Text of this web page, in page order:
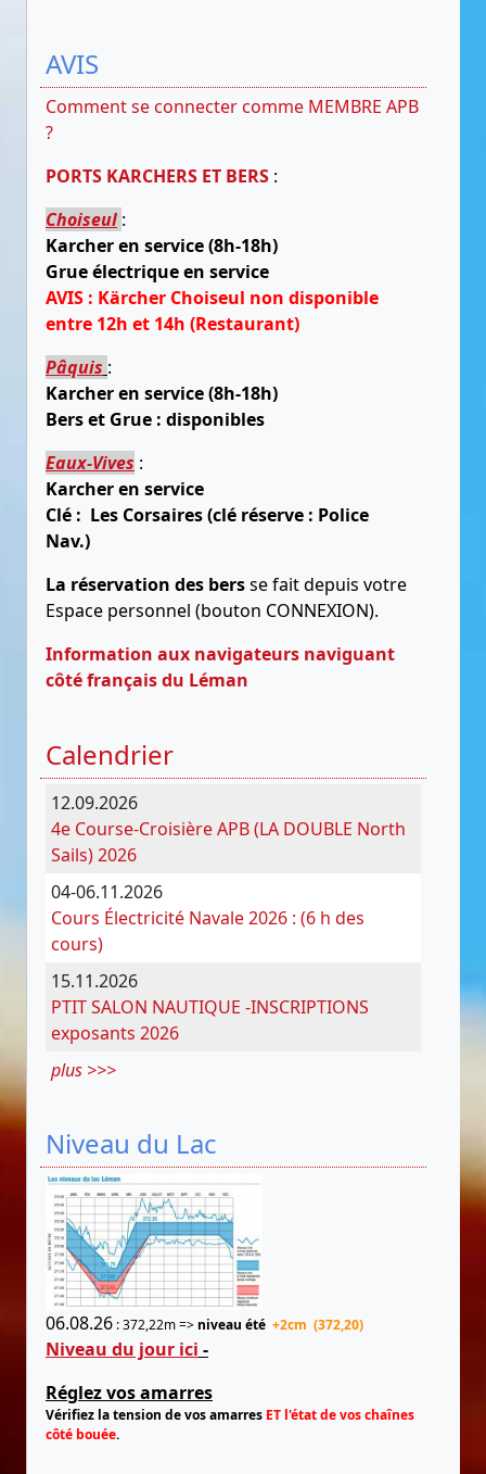
AVIS
Comment se connecter comme MEMBRE APB
?
PORTS KARCHERS ET BERS :
Choiseul :
Karcher en service (8h-18h)
Grue électrique en service
AVIS : Kärcher Choiseul non disponible
entre 12h et 14h (Restaurant)
Pâquis :
Karcher en service (8h-18h)
Bers et Grue : disponibles
Eaux-Vives :
Karcher en service
Clé : Les Corsaires (clé réserve : Police
Nav.)
La réservation des bersse fait depuis votre
Espace personnel (bouton CONNEXION).
Information aux navigateurs naviguant
côté français du Léman
Calendrier
12.09.2026
4e Course-Croisière APB (LA DOUBLE North
Sails) 2026
04-06.11.2026
Cours Électricité Navale 2026 : (6 h des
cours)
15.11.2026
PTIT SALON NAUTIQUE -INSCRIPTIONS
exposants 2026
plus >>>
Niveau du Lac
06.08.26 : 372,22m => niveau été +2cm (372,20)
Niveau du jour ici -
Réglez vos amarres
Vérifiez la tension de vos amarres ET l'état de vos chaînes
côté bouée.